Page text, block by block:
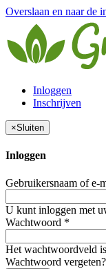
Overslaan en naar de
Inloggen
Inschrijven
×Sluiten
Inloggen
Gebruikersnaam of e-
U kunt inloggen met
Wachtwoord *
Het wachtwoordveld
Wachtwoord